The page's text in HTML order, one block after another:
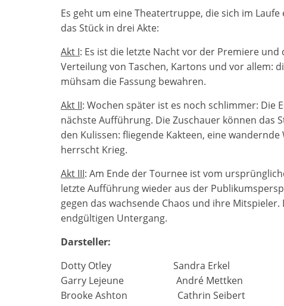
Es geht um eine Theatertruppe, die sich im
das Stück in drei Akte:
Akt I: Es ist die letzte Nacht vor der Premiere
Verteilung von Taschen, Kartons und vor allem:
mühsam die Fassung bewahren.
Akt II: Wochen später ist es noch schlimmer: Die
nächste Aufführung. Die Zuschauer können das
den Kulissen: fliegende Kakteen, eine
herrscht Krieg.
Akt III: Am Ende der Tournee ist vom
letzte Aufführung wieder aus der
gegen das wachsende Chaos und ihre
endgültigen Untergang.
Darsteller:
Dotty Otley Sandra Erkel
Garry Lejeune André Mettken
Brooke Ashton Cathrin Seibert